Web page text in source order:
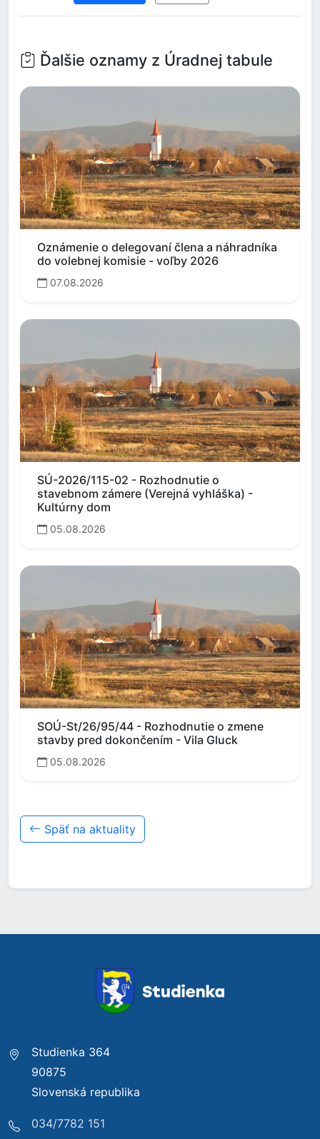
Ďalšie oznamy z Úradnej tabule
Oznámenie o delegovaní člena a náhradníka
do volebnej komisie - voľby 2026
07.08.2026
SÚ-2026/115-02 - Rozhodnutie o
stavebnom zámere (Verejná vyhláška) -
Kultúrny dom
05.08.2026
SOÚ-St/26/95/44 - Rozhodnutie o zmene
stavby pred dokončením - Vila Gluck
05.08.2026
Späť na aktuality
Studienka 364
90875
Slovenská republika
034/7782 151